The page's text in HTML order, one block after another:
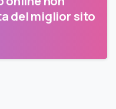
del miglior sito